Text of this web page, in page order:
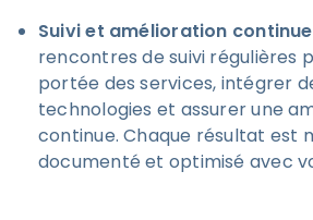
Suivi et amélioration
rencontres de suivi régulières
portée des services, intégrer
technologies et assurer une
continue. Chaque résultat est
documenté et optimisé avec